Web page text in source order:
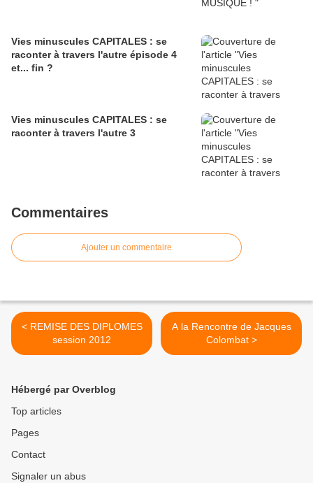
Vies minuscules CAPITALES : se
raconter à travers l'autre épisode 4
et... fin ?
Vies minuscules CAPITALES : se
raconter à travers l'autre 3
Commentaires
Ajouter un commentaire
< REMISE DES DIPLOMES
session 2012
A la Rencontre de Jacques
Colombat >
Hébergé par Overblog
Top articles
Pages
Contact
Signaler un abus